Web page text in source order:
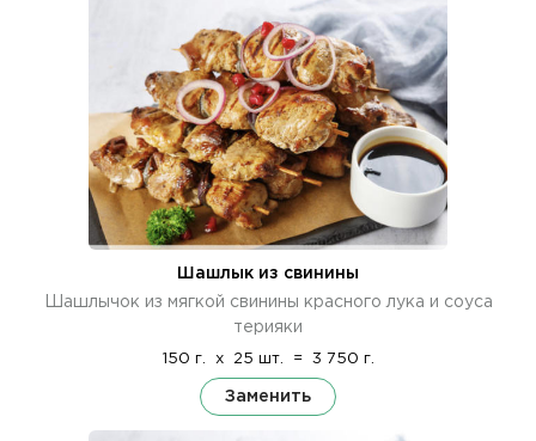
Шашлык из свинины
Шашлычок из мягкой свинины красного лука и соуса
терияки
150 г. x 25 шт. = 3 750 г.
Заменить